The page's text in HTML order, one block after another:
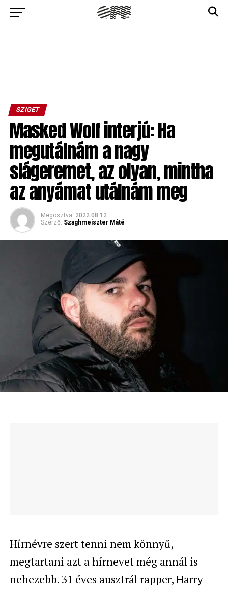
SZIGET
Masked Wolf interjú: Ha
megutálnám a nagy
slágeremet, az olyan, mintha
az anyámat utálnám meg
Megosztva 2022.08.12
Szerző: Szaghmeiszter Máté
Hírnévre szert tenni nem könnyű,
megtartani azt a hírnevet még annál is
nehezebb. 31 éves ausztrál rapper, Harry